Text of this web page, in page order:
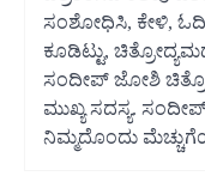
ಸಂಶೋಧಿಸಿ, ಕೇಳಿ,
ಕೂಡಿಟ್ಟು,
ಸಂದೀಪ್‌ ಜೋಶಿ
ಮುಖ್ಯ ಸದಸ್ಯ.
ನಿಮ್ಮದೊಂದು